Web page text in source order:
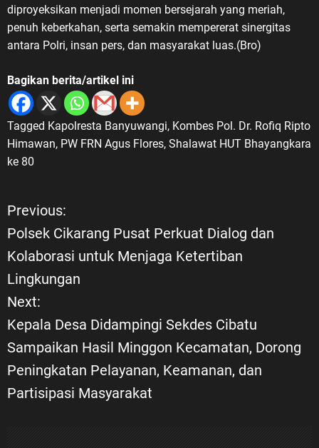
diproyeksikan menjadi momen bersejarah yang meriah,
penuh keberkahan, serta semakin mempererat sinergitas
antara Polri, insan pers, dan masyarakat luas.(Bro)
Bagikan berita/artikel ini
Tagged Kapolresta Banyuwangi, Kombes Pol. Dr. Rofiq Ripto
Himawan, PW FRN Agus Flores, Shalawat HUT Bhayangkara
ke 80
N
a
v
i
g
a
Previous:
Polsek Cikarang Pusat Perkuat Dialog dan
Kolaborasi untuk Menjaga Ketertiban
Lingkungan
Next:
Kepala Desa Didampingi Sekdes Cibatu
Sampaikan Hasil Minggon Kecamatan, Dorong
Peningkatan Pelayanan, Keamanan, dan
Partisipasi Masyarakat